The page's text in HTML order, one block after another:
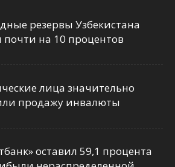
резервы Узбекистана
на 10 процентов
лица значительно
продажу инвалюты
оставил 59,1 процента